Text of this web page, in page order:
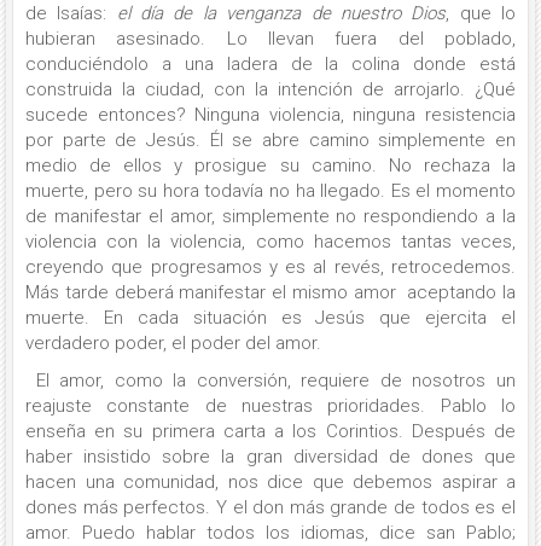
de Isaías: el día de la venganza de nuestro Dios, que lo
hubieran asesinado. Lo llevan fuera del poblado,
conduciéndolo a una ladera de la colina donde está
construida la ciudad, con la intención de arrojarlo. ¿Qué
sucede entonces? Ninguna violencia, ninguna resistencia
por parte de Jesús. Él se abre camino simplemente en
medio de ellos y prosigue su camino. No rechaza la
muerte, pero su hora todavía no ha llegado. Es el momento
de manifestar el amor, simplemente no respondiendo a la
violencia con la violencia, como hacemos tantas veces,
creyendo que progresamos y es al revés, retrocedemos.
Más tarde deberá manifestar el mismo amor aceptando la
muerte. En cada situación es Jesús que ejercita el
verdadero poder, el poder del amor.
El amor, como la conversión, requiere de nosotros un
reajuste constante de nuestras prioridades. Pablo lo
enseña en su primera carta a los Corintios. Después de
haber insistido sobre la gran diversidad de dones que
hacen una comunidad, nos dice que debemos aspirar a
dones más perfectos. Y el don más grande de todos es el
amor. Puedo hablar todos los idiomas, dice san Pablo;